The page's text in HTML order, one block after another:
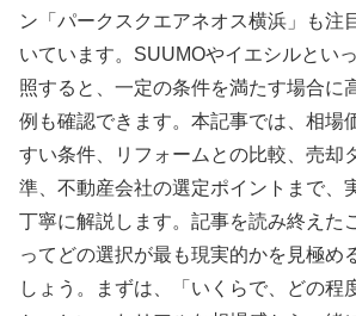
ン「パークスクエアネオス横浜」も注
いています。SUUMOやイエシルとい
照すると、一定の条件を満たす場合に
例も確認できます。本記事では、相場
すい条件、リフォームとの比較、売却
準、不動産会社の選定ポイントまで、
丁寧に解説します。記事を読み終えた
ってどの選択が最も現実的かを見極め
しょう。まずは、「いくらで、どの程